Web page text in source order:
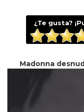
¿Te gusta?
Madonna